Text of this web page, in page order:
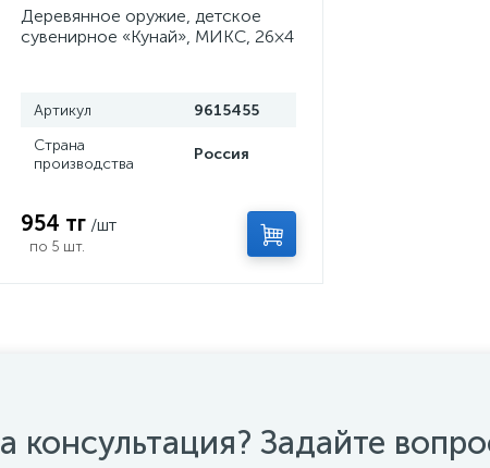
Деревянное оружие, детское
сувенирное «Кунай», МИКС, 26×4
Артикул
9615455
Страна
производства
Россия
954 тг /шт
по 5 шт.
консультация? Задайте